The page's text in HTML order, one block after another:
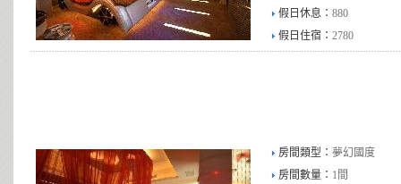
假日休息： 880
假日住宿： 2780
房間類型： 夢幻國度
房間數量： 1間